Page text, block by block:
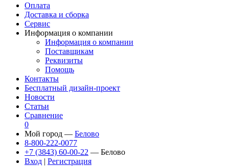
Оплата
Доставка и сборка
Сервис
Информация о компании
Информация о компании
Поставщикам
Реквизиты
Помощь
Контакты
Бесплатный дизайн-проект
Новости
Статьи
Сравнение
0
Мой город — Белово
8-800-222-0077
+7 (3843) 60-00-22 — Белово
Вход | Регистрация